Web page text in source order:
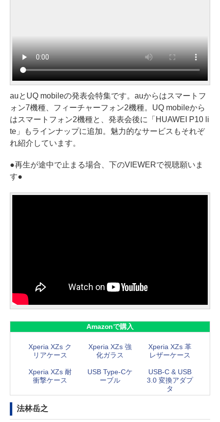
auとUQ mobileの発表会特集です。auからはスマートフ
ォン7機種、フィーチャーフォン2機種。UQ mobileから
はスマートフォン2機種と、発表会後に「HUAWEI P10 li
te」もラインナップに追加。魅力的なサービスもそれぞ
れ紹介しています。
●再生が途中で止まる場合、下のVIEWERで視聴願いま
す●
Amazonで購入
Xperia XZs ク
リアケース
Xperia XZs 強
化ガラス
Xperia XZs 革
レザーケース
Xperia XZs 耐
衝撃ケース
USB Type-Cケ
ーブル
USB-C & USB
3.0 変換アダプ
タ
法林岳之